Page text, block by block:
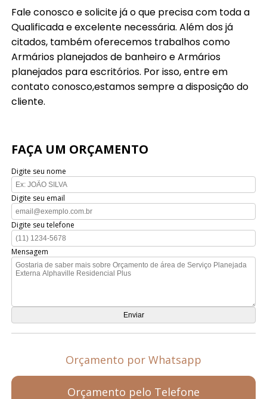
Fale conosco e solicite já o que precisa com toda a
Qualificada e excelente necessária. Além dos já
citados, também oferecemos trabalhos como
Armários planejados de banheiro e Armários
planejados para escritórios. Por isso, entre em
contato conosco,estamos sempre a disposição do
cliente.
FAÇA UM ORÇAMENTO
Digite seu nome
Digite seu email
Digite seu telefone
Mensagem
Orçamento por Whatsapp
Orçamento pelo Telefone